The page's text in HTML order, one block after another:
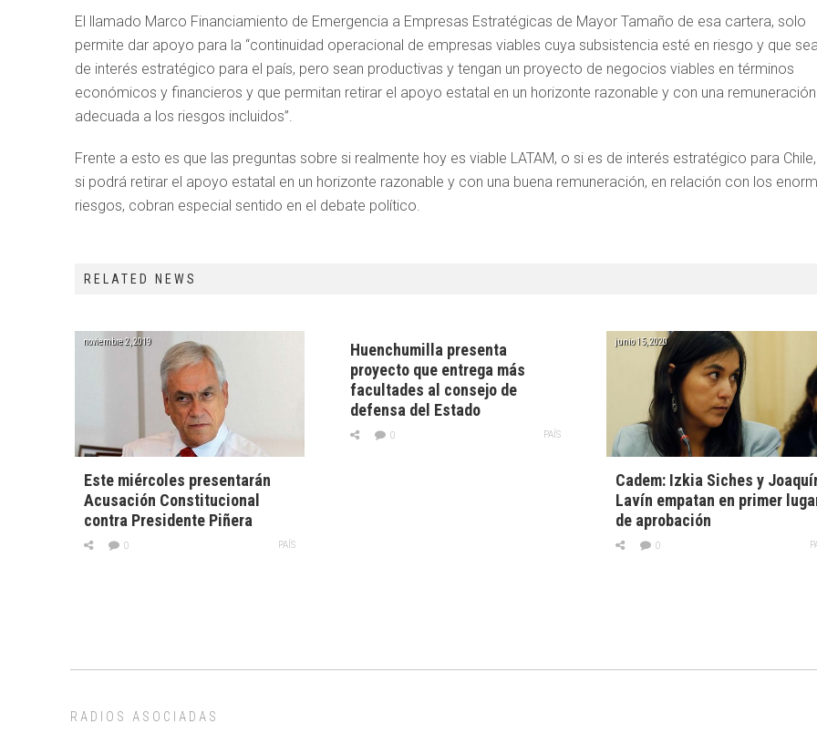
El llamado Marco Financiamiento de Emergencia a Empresas Estratégicas de Mayor Tamaño de esa cartera, solo
permite dar apoyo para la “continuidad operacional de empresas viables cuya subsistencia esté en riesgo y que
de interés estratégico para el país, pero sean productivas y tengan un proyecto de negocios viables en términos
económicos y financieros y que permitan retirar el apoyo estatal en un horizonte razonable y con una remuneración
adecuada a los riesgos incluidos”.
Frente a esto es que las preguntas sobre si realmente hoy es viable LATAM, o si es de interés estratégico para
si podrá retirar el apoyo estatal en un horizonte razonable y con una buena remuneración, en relación con los
riesgos, cobran especial sentido en el debate político.
RELATED NEWS
noviembre 2, 2019
Este miércoles presentarán
Acusación Constitucional
contra Presidente Piñera
PAÍS
0
Huenchumilla presenta
proyecto que entrega más
facultades al consejo de
defensa del Estado
PAÍS
0
junio 15, 2020
Cadem: Izkia Siches y
Lavín empatan en primer
de aprobación
0
RADIOS ASOCIADAS